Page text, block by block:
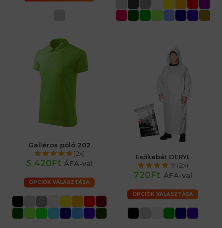
Galléros póló 202
(2x)
5 420Ft ÁFA-val
OPCIÓK VÁLASZTÁSA
Esőkabát DERYL
(2x)
720Ft ÁFA-val
OPCIÓK VÁLASZTÁSA